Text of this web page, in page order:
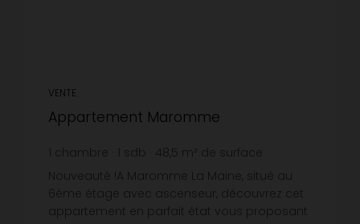
VENTE
Appartement Maromme
1 chambre 1 sdb 48,5 m² de surface
1 618,56 €
prix / m²
Nouveauté !A Maromme La Maine, situé au
6ème étage avec ascenseur, découvrez cet
appartement en parfait état vous proposant